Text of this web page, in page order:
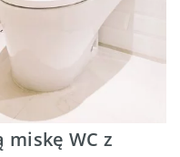
miskę WC z